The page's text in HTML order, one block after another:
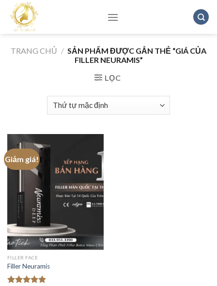
content
TRANG CHỦ / SẢN PHẨM ĐƯỢC GẮN THẺ “GIÁ CỦA
FILLER NEURAMIS”
LỌC
Giảm giá!
FILLER FACE
Filler Neuramis